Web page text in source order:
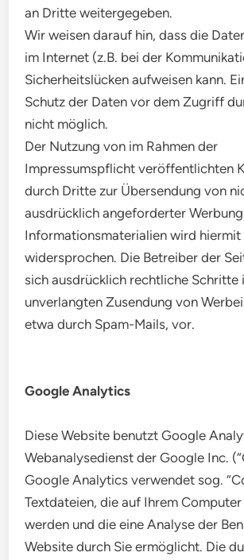
an Dritte weitergegeben.
Wir weisen darauf hin, dass die
im Internet (z.B. bei der
Sicherheitslücken aufweisen kann.
Schutz der Daten vor dem Zugriff
nicht möglich.
Der Nutzung von im Rahmen der
Impressumspflicht veröffentlichten
durch Dritte zur Übersendung von
ausdrücklich angeforderter
Informationsmaterialien wird hiermit
widersprochen. Die Betreiber der
sich ausdrücklich rechtliche Schritte
unverlangten Zusendung von
etwa durch Spam-Mails, vor.
Google Analytics
Diese Website benutzt Google
Webanalysedienst der Google Inc.
Google Analytics verwendet sog.
Textdateien, die auf Ihrem
werden und die eine Analyse der
Website durch Sie ermöglicht. Die